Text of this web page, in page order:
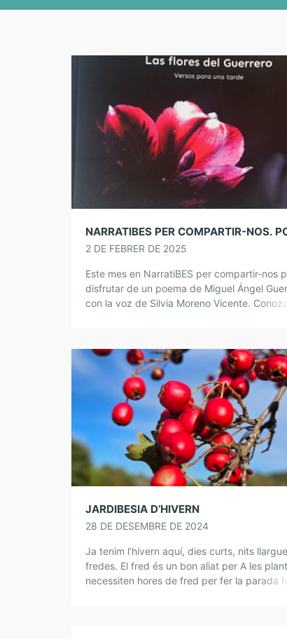
2 DE FEBRER DE 2025
Este mes en NarratiBES per compartir-nos
disfrutar de un poema de Miguel Ángel
con la voz de Silvia Moreno Vicente.
JARDIBESIA D’HIVERN
28 DE DESEMBRE DE 2024
Ja tenim l’hivern aquí, dies curts, nits
fredes. El fred és un bon aliat per A les
necessiten hores de fred per fer la parada